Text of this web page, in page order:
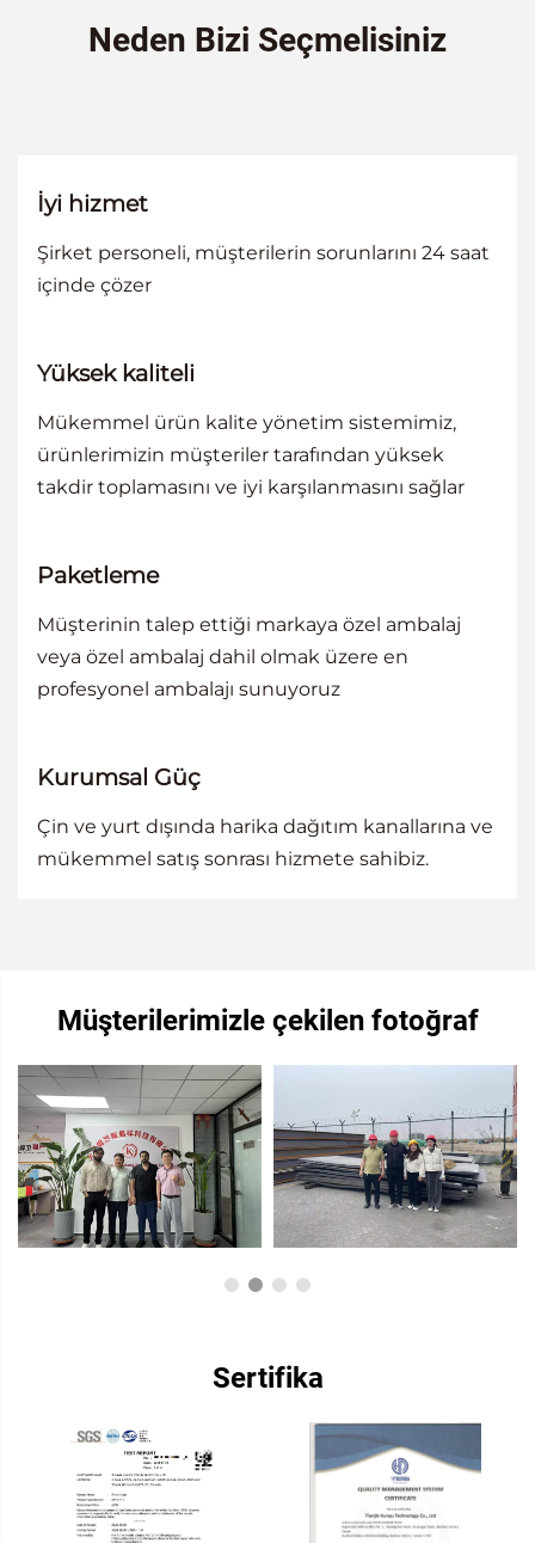
Neden Bizi Seçmelisiniz
İyi hizmet
Şirket personeli, müşterilerin sorunlarını 24 saat
içinde çözer
Yüksek kaliteli
Mükemmel ürün kalite yönetim sistemimiz,
ürünlerimizin müşteriler tarafından yüksek
takdir toplamasını ve iyi karşılanmasını sağlar
Paketleme
Müşterinin talep ettiği markaya özel ambalaj
veya özel ambalaj dahil olmak üzere en
profesyonel ambalajı sunuyoruz
Kurumsal Güç
Çin ve yurt dışında harika dağıtım kanallarına ve
mükemmel satış sonrası hizmete sahibiz.
Müşterilerimizle çekilen fotoğraf
Sertifika